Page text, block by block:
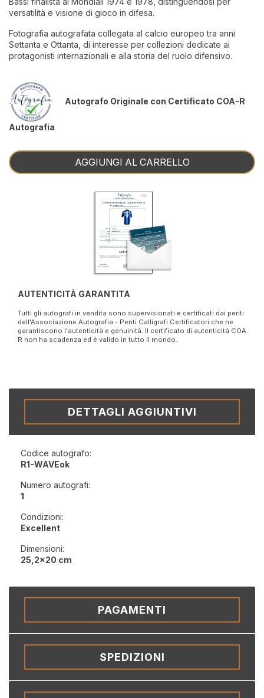
versatilità e visione di gioco in difesa.
Fotografia autografata collegata al calcio europeo tra anni
Settanta e Ottanta, di interesse per collezioni dedicate ai
protagonisti internazionali e alla storia del ruolo difensivo.
Autografo Originale con Certificato COA-R
Autografia
AGGIUNGI AL CARRELLO
AUTENTICITÀ GARANTITA
Tutti gli autografi in vendita sono supervisionati e certificati dai periti
dell'Associazione Autografia - Periti Calligrafi Certificatori che ne
garantiscono l'autenticità e genuinità. Il certificato di autenticità COA
R non ha scadenza ed è valido in tutto il mondo.
DETTAGLI AGGIUNTIVI
Codice autografo:
R1-WAVEok
Numero autografi:
1
Condizioni:
Excellent
Dimensioni:
25,2x20 cm
PAGAMENTI
SPEDIZIONI